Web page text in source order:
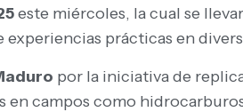
este miércoles, la cual se
prácticas en
por la iniciativa de
en campos como